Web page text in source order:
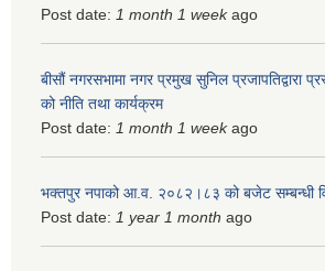
Post date: 1 month 1 weekago
बीसौं नगरसभामा नगर प्रमुख सुनिल
को नीति तथा कार्यक्रम
Post date: 1 month 1 weekago
भक्तपुर नपाको आ.व. २०८२।८३ को बजेट सम्बन्धी
Post date: 1 year 1 month ago